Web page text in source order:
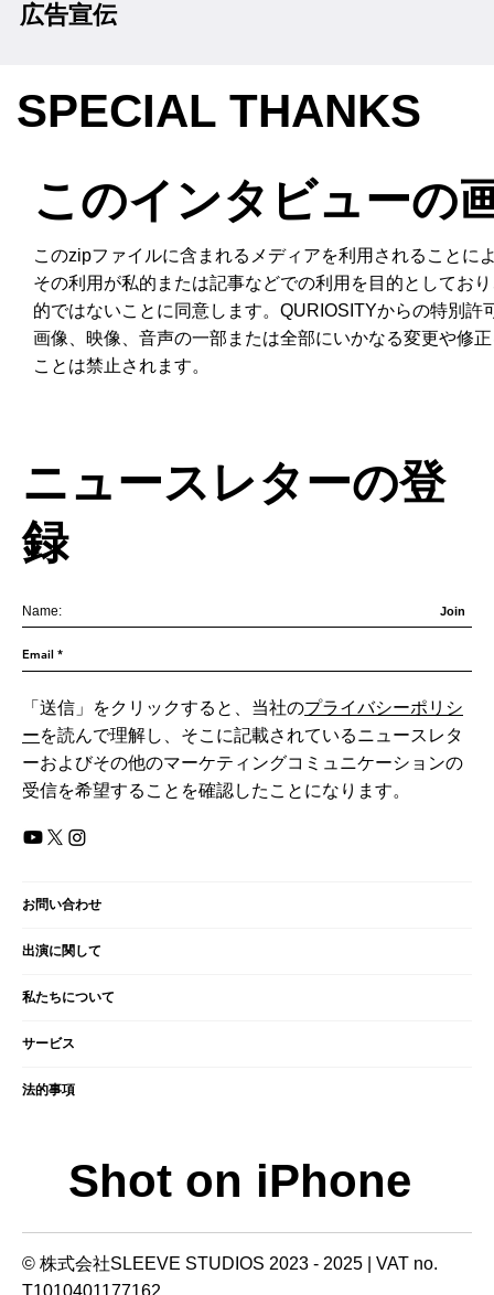
SPECIAL THANKS
このインタビューの
このzipファイルに含まれるメディアを利用されることに
その利用が私的または記事などでの利用を目的としてお
的ではないことに同意します。QURIOSITYからの特別許
画像、映像、音声の一部または全部にいかなる変更や修
ことは禁止されます。
広告宣伝
© 株式会社SLEEVE STUDIOS 2023 - 2025 | VAT no.
「送信」をクリックすると、当社のプライバシーポリシ
ーを読んで理解し、そこに記載されているニュースレタ
ーおよびその他のマーケティングコミュニケーションの
受信を希望することを確認したことになります。
ニュースレターの登
録
Join
お問い合わせ
出演に関して
​私たちについて
サービス
法的事項
Shot on iPhone